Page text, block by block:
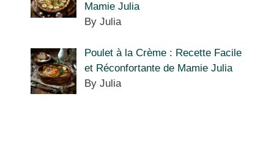
Mamie Julia
By Julia
Poulet à la Crème : Recette Facile
et Réconfortante de Mamie Julia
By Julia